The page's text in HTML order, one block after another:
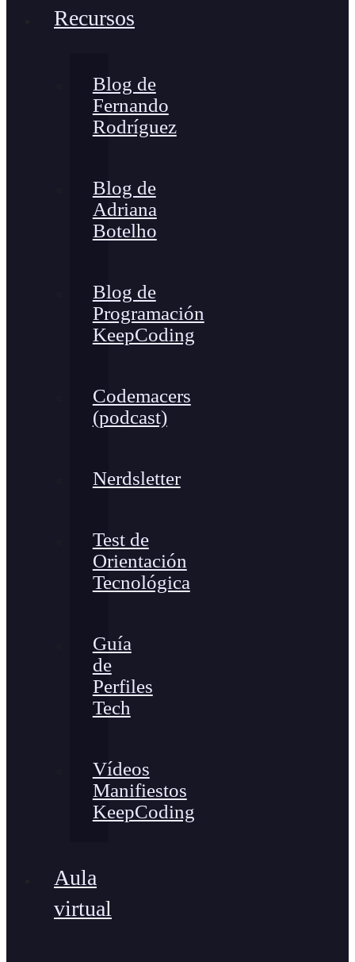
Recursos
Blog de
Fernando
Rodríguez
Blog de
Adriana
Botelho
Blog de
Programación
KeepCoding
Codemacers
(podcast)
Nerdsletter
Test de
Orientación
Tecnológica
Guía
de
Perfiles
Tech
Vídeos
Manifiestos
KeepCoding
Aula
virtual